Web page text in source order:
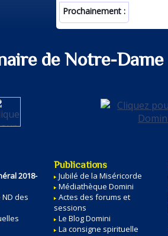
Prochainement :
de Notre-Dame
2018-
des
Publications
Jubilé de la Miséricorde
Médiathèque Domini
Actes des forums et
sessions
Le Blog Domini
La consigne spirituelle